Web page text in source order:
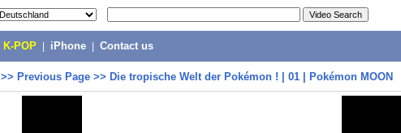
K-POP iPhone Contact us
>> Previous Page >> Die tropische Welt der Pokémon ! | 01 | Pokémon MOON